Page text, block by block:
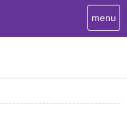
T
o
menu